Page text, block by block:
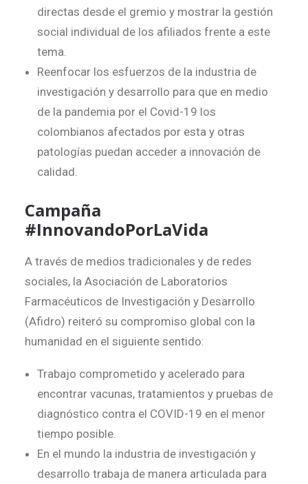
directas desde el gremio y mostrar la gestión
social individual de los afiliados frente a este
tema.
Reenfocar los esfuerzos de la industria de
investigación y desarrollo para que en medio
de la pandemia por el Covid-19 los
colombianos afectados por esta y otras
patologías puedan acceder a innovación de
calidad.
Campaña
#InnovandoPorLaVida
A través de medios tradicionales y de redes
sociales, la Asociación de Laboratorios
Farmacéuticos de Investigación y Desarrollo
(Afidro) reiteró su compromiso global con la
humanidad en el siguiente sentido:
Trabajo comprometido y acelerado para
encontrar vacunas, tratamientos y pruebas de
diagnóstico contra el COVID-19 en el menor
tiempo posible.
En el mundo la industria de investigación y
desarrollo trabaja de manera articulada para